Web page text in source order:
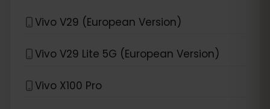
Vivo V29 (European Version)
Vivo V29 Lite 5G (European Version)
Vivo X100 Pro